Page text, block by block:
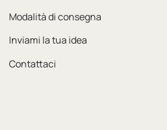
Modalità di consegna
Inviami la tua idea
Contattaci